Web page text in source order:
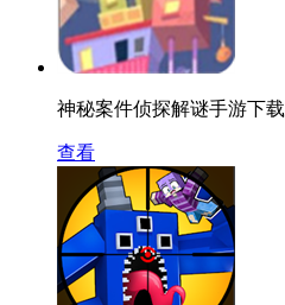
神秘案件侦探解谜手游下载
查看